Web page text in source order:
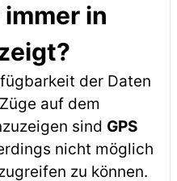
in
der Daten
auf dem
sind GPS
nicht möglich
zu können.